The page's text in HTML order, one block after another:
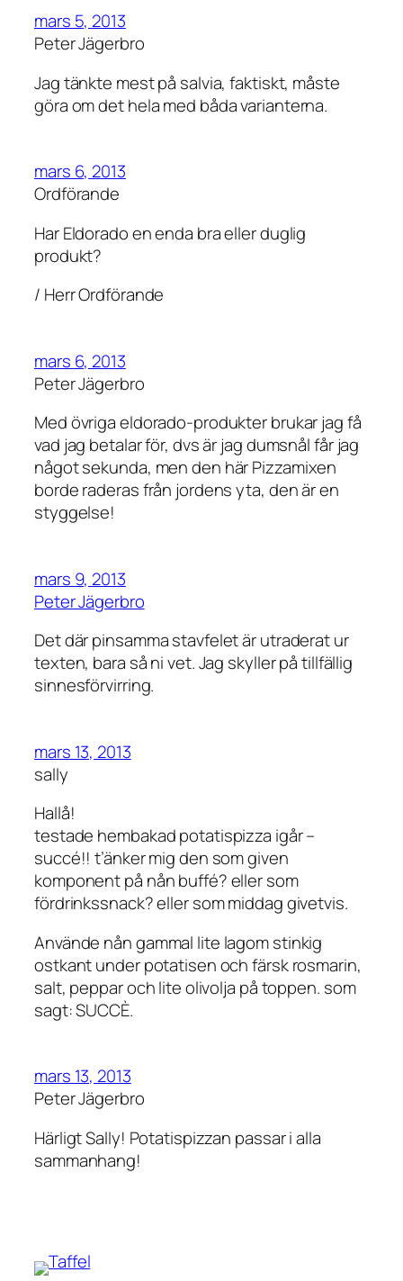
mars 5, 2013
Peter Jägerbro
Jag tänkte mest på salvia, faktiskt, måste
göra om det hela med båda varianterna.
mars 6, 2013
Ordförande
Har Eldorado en enda bra eller duglig
produkt?
/ Herr Ordförande
mars 6, 2013
Peter Jägerbro
Med övriga eldorado-produkter brukar jag få
vad jag betalar för, dvs är jag dumsnål får jag
något sekunda, men den här Pizzamixen
borde raderas från jordens yta, den är en
styggelse!
mars 9, 2013
Peter Jägerbro
Det där pinsamma stavfelet är utraderat ur
texten, bara så ni vet. Jag skyller på tillfällig
sinnesförvirring.
mars 13, 2013
sally
Hallå!
testade hembakad potatispizza igår –
succé!! t’änker mig den som given
komponent på nån buffé? eller som
fördrinkssnack? eller som middag givetvis.
Använde nån gammal lite lagom stinkig
ostkant under potatisen och färsk rosmarin,
salt, peppar och lite olivolja på toppen. som
sagt: SUCCÈ.
mars 13, 2013
Peter Jägerbro
Härligt Sally! Potatispizzan passar i alla
sammanhang!